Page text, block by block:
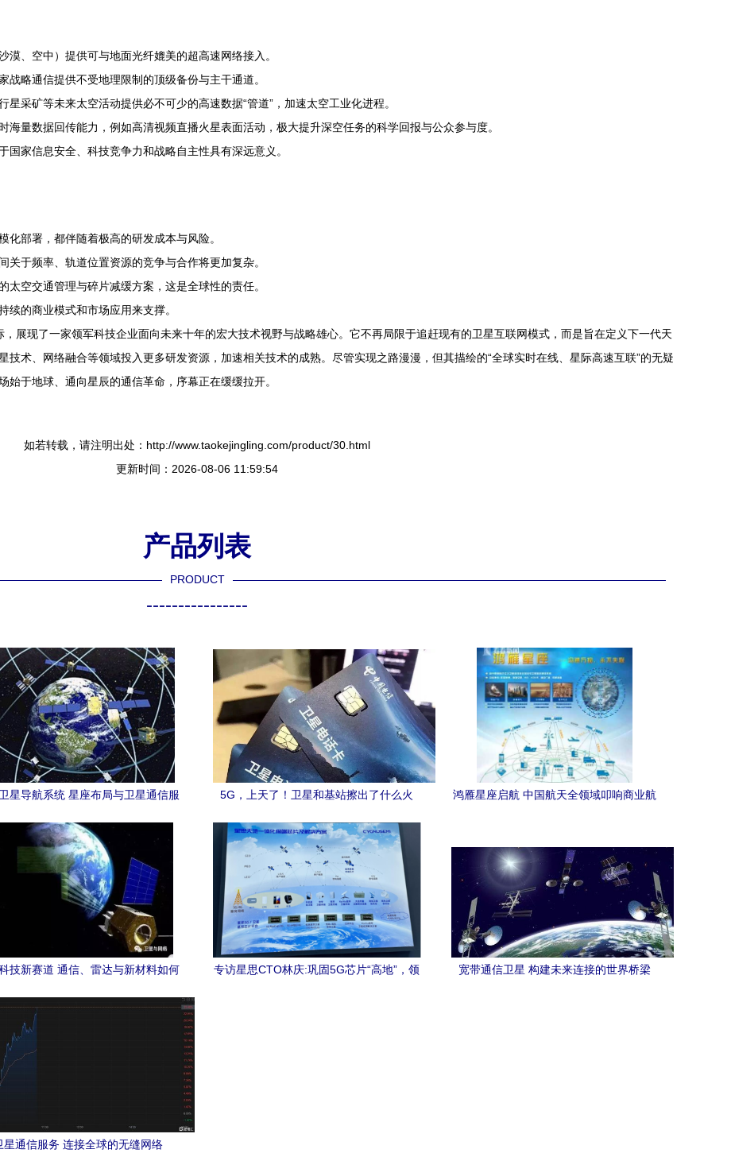
、空中）提供可与地面光纤媲美的超高速网络接入。
战略通信提供不受地理限制的顶级备份与主干通道。
星采矿等未来太空活动提供必不可少的高速数据“管道”，加速太空工业化进程。
海量数据回传能力，例如高清视频直播火星表面活动，极大提升深空任务的科学回报与公众参与度。
国家信息安全、科技竞争力和战略自主性具有深远意义。
部署，都伴随着极高的研发成本与风险。
关于频率、轨道位置资源的竞争与合作将更加复杂。
太空交通管理与碎片减缓方案，这是全球性的责任。
续的商业模式和市场应用来支撑。
，展现了一家领军科技企业面向未来十年的宏大技术视野与战略雄心。它不再局限于追赶现有的卫星互联网模式，而是旨在定义下一代天
术、网络融合等领域投入更多研发资源，加速相关技术的成熟。尽管实现之路漫漫，但其描绘的“全球实时在线、星际高速互联”的无疑
于地球、通向星辰的通信革命，序幕正在缓缓拉开。
如若转载，请注明出处：http://www.taokejingling.com/product/30.html
更新时间：2026-08-06 11:59:54
产品列表
PRODUCT
----------------
星导航系统 星座布局与卫星通信服
5G，上天了！卫星和基站擦出了什么火
鸿雁星座启航 中国航天全领域叩响商业航
技新赛道 通信、雷达与新材料如何
专访星思CTO林庆:巩固5G芯片“高地”，领
宽带通信卫星 构建未来连接的世界桥梁
星通信服务 连接全球的无缝网络